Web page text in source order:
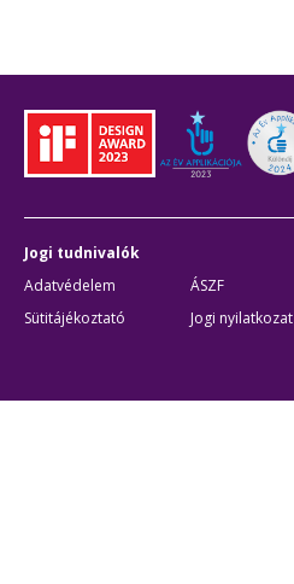
Jogi tudnivalók
Adatvédelem
ÁSZF
Sütitájékoztató
Jogi nyilatkozat